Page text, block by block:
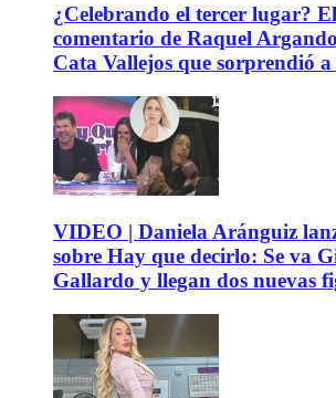
¿Celebrando el tercer lugar?
comentario de Raquel
Cata Vallejos que sorprendió
VIDEO | Daniela Aránguiz
sobre Hay que decirlo: Se va
Gallardo y llegan dos nuevas